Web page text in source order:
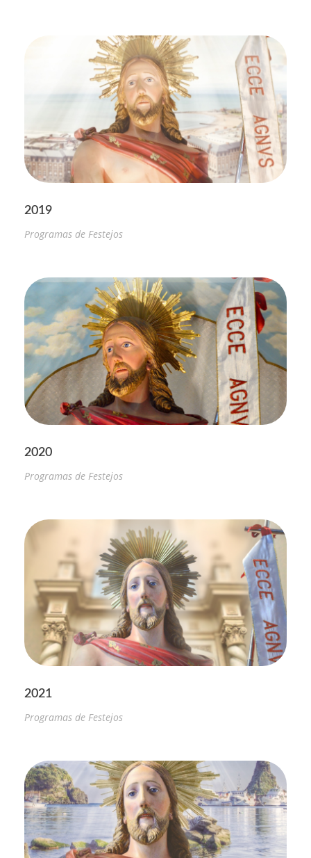
2019
Programas de Festejos
2020
Programas de Festejos
2021
Programas de Festejos